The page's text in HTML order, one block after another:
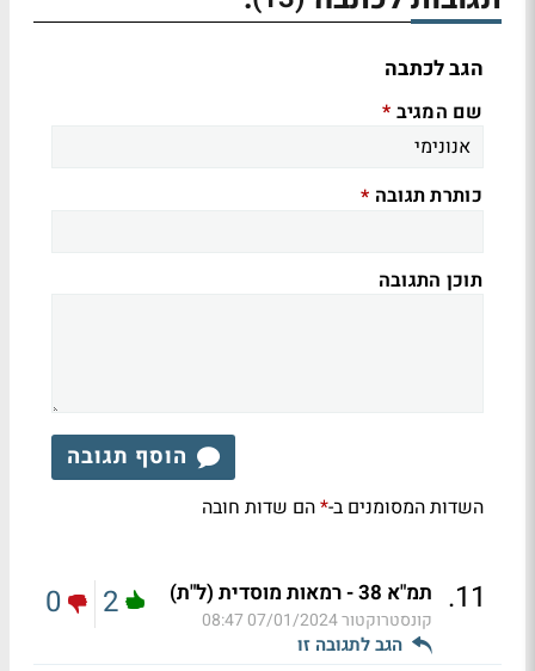
הגב לכתבה
שם המגיב *
כותרת תגובה *
תוכן התגובה
הוסף תגובה
השדות המסומנים ב-*הם שדות חובה
11
. תמ"א 38 - רמאות מוסדית (ל"ת)
קונסטרוקטור07/01/2024 08:47
הגב לתגובה זו
2
0